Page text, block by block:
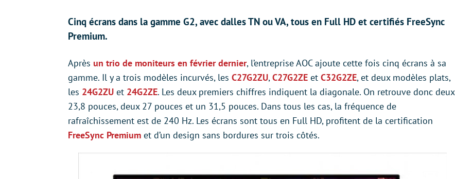
Cinq écrans dans la gamme G2, avec dalles TN ou VA, tous en Full HD et certifiés FreeSync
Premium.
Après un trio de moniteurs en février dernier, l’entreprise AOC ajoute cette fois cinq écrans à sa
gamme. Il y a trois modèles incurvés, les C27G2ZU,C27G2ZE et C32G2ZE, et deux modèles plats,
les 24G2ZU et 24G2ZE. Les deux premiers chiffres indiquent la diagonale. On retrouve donc deux
23,8 pouces, deux 27 pouces et un 31,5 pouces. Dans tous les cas, la fréquence de
rafraîchissement est de 240 Hz. Les écrans sont tous en Full HD, profitent de la certification
FreeSync Premium et d’un design sans bordures sur trois côtés.